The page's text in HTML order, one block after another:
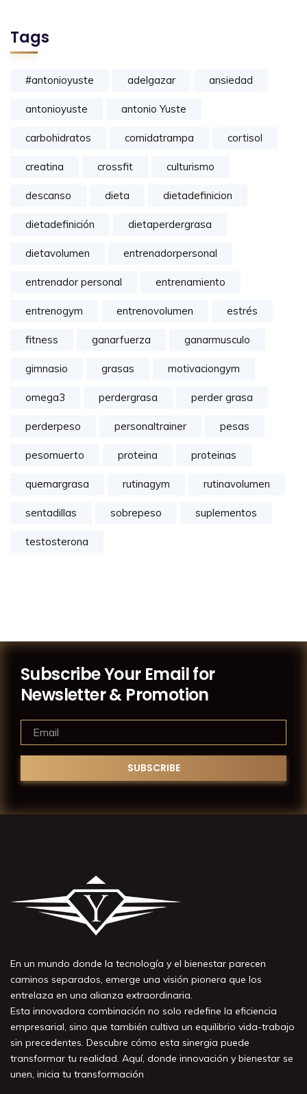
Tags
#antonioyuste adelgazar ansiedad
antonioyuste antonio Yuste
carbohidratos comidatrampa cortisol
creatina crossfit culturismo
descanso dieta dietadefinicion
dietadefinición dietaperdergrasa
dietavolumen entrenadorpersonal
entrenador personal entrenamiento
entrenogym entrenovolumen estrés
fitness ganarfuerza ganarmusculo
gimnasio grasas motivaciongym
omega3 perdergrasa perder grasa
perderpeso personaltrainer pesas
pesomuerto proteina proteinas
quemargrasa rutinagym rutinavolumen
sentadillas sobrepeso suplementos
testosterona
Subscribe Your Email for
Newsletter & Promotion
En un mundo donde la tecnología y el bienestar parecen
caminos separados, emerge una visión pionera que los
entrelaza en una alianza extraordinaria.
Esta innovadora combinación no solo redefine la eficiencia
empresarial, sino que también cultiva un equilibrio vida-trabajo
sin precedentes. Descubre cómo esta sinergia puede
transformar tu realidad. Aquí, donde innovación y bienestar se
unen, inicia tu transformación